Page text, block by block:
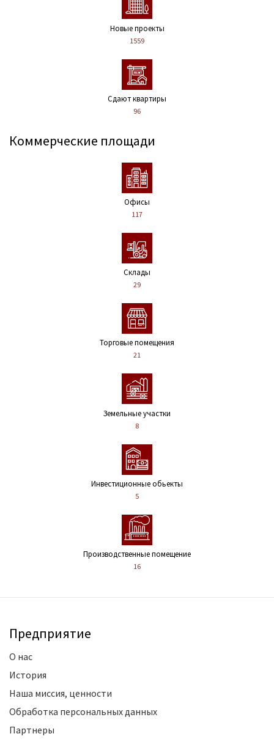
Новые проекты
1559
Сдают квартиры
96
Коммерческие площади
Офисы
117
Склады
29
Торговые помещения
21
Земельные участки
8
Инвестиционные обьекты
5
Производственные помещение
16
Предприятие
О нас
История
Наша миссия, ценности
Обработка персональных данных
Партнеры